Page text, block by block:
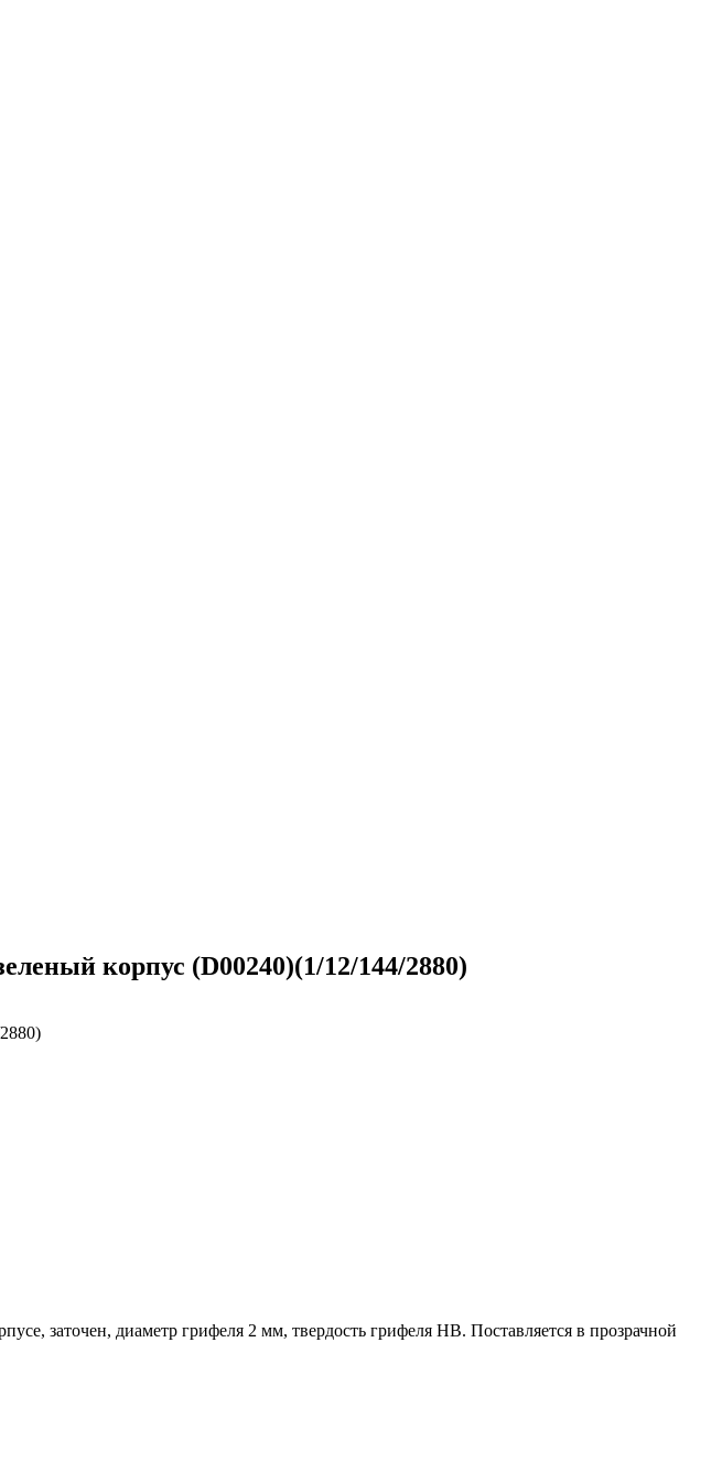
корпус (D00240)(1/12/144/2880)
заточен, диаметр грифеля 2 мм, твердость грифеля HB. Поставляется в прозрачной